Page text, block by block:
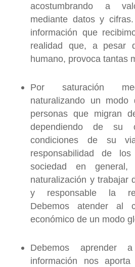
acostumbrando a
mediante datos y
información que
realidad que, a pesar
humano, provoca tantas
Por saturación
naturalizando un
personas que migran
dependiendo de
condiciones de su
responsabilidad de
sociedad en
naturalización y trabajar
y responsable la
Debemos atender al
económico de un modo
Debemos aprender
información nos